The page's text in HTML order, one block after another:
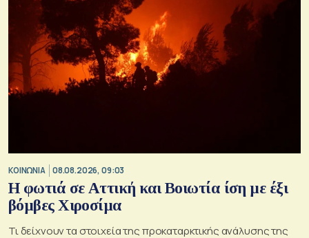
ΚΟΙΝΩΝΙΑ 08.08.2026, 09:03
Η φωτιά σε Αττική και Βοιωτία ίση με έξι
βόμβες Χιροσίμα
Τι δείχνουν τα στοιχεία της προκαταρκτικής ανάλυσης της